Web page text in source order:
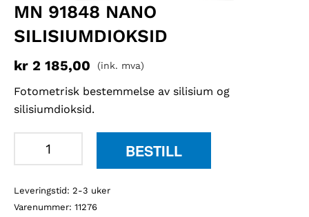
MN 91848 NANO
SILISIUMDIOKSID
kr 2 185,00 (ink. mva)
Fotometrisk bestemmelse av silisium og
silisiumdioksid.
silisiumdioksid
antall
BESTILL
Leveringstid: 2-3 uker
Varenummer: 11276